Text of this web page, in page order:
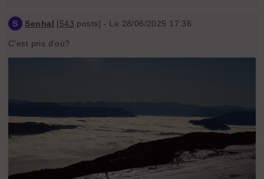
S Senhal [543 posts] - Le 28/06/2025 17:36
C'est pris d'où?